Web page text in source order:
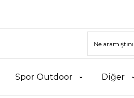
Spor Outdoor Diğer